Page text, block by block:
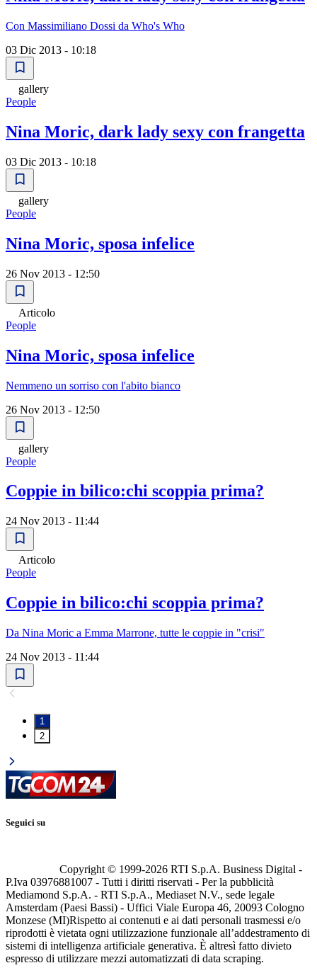
Con Massimiliano Dossi da Who's Who
03 Dic 2013 - 10:18
gallery
People
Nina Moric, dark lady sexy con frangetta
03 Dic 2013 - 10:18
gallery
People
Nina Moric, sposa infelice
26 Nov 2013 - 12:50
Articolo
People
Nina Moric, sposa infelice
Nemmeno un sorriso con l'abito bianco
26 Nov 2013 - 12:50
gallery
People
Coppie in bilico:chi scoppia prima?
24 Nov 2013 - 11:44
Articolo
People
Coppie in bilico:chi scoppia prima?
Da Nina Moric a Emma Marrone, tutte le coppie in "crisi"
24 Nov 2013 - 11:44
1
2
Seguici su
Copyright © 1999-2026 RTI S.p.A. Business Digital -
P.Iva 03976881007 - Tutti i diritti riservati - Per la pubblicità
Mediamond S.p.A. - RTI S.p.A., Mediaset N.V., sede legale
Amsterdam (Paesi Bassi) - Uffici Viale Europa 46, 20093 Cologno
Monzese (MI)Rispetto ai contenuti e ai dati personali trasmessi e/o
riprodotti è vietata ogni utilizzazione funzionale all’addestramento di
sistemi di intelligenza artificiale generativa. È altresì fatto divieto
espresso di utilizzare mezzi automatizzati di data scraping.